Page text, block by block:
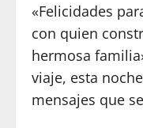
«Felicidades
con quien
hermosa
viaje, esta
mensajes que